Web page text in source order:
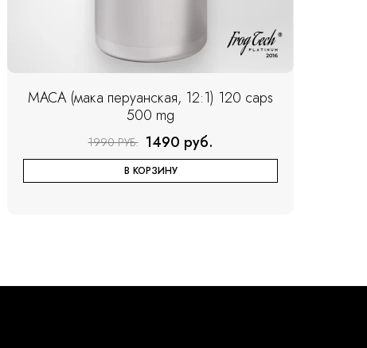
MACA (мака перуанская, 12:1) 120 caps
500 mg
1990 РУБ. 1490 руб.
В КОРЗИНУ